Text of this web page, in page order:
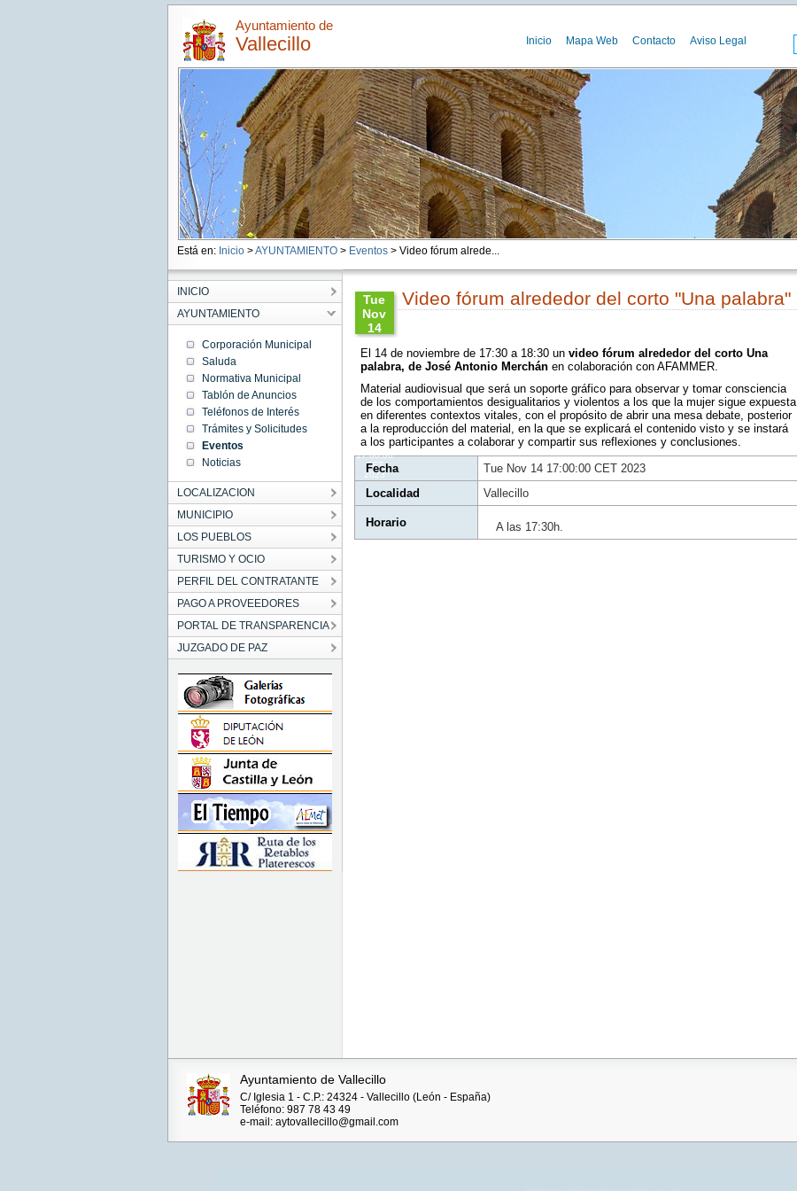
Ayuntamiento de
Vallecillo Inicio Mapa Web Contacto Aviso Legal
Está en: Inicio >AYUNTAMIENTO> Eventos> Video fórum alrede...
INICIO
AYUNTAMIENTO
Corporación Municipal
Saluda
Normativa Municipal
Tablón de Anuncios
Teléfonos de Interés
Trámites y Solicitudes
Eventos
Noticias
LOCALIZACION
MUNICIPIO
LOS PUEBLOS
TURISMO Y OCIO
PERFIL DEL CONTRATANTE
PAGO A PROVEEDORES
PORTAL DE TRANSPARENCIA
JUZGADO DE PAZ
Tue
Nov
14
CET
2023
Tue
Nov 14
17:00:00
CET
2023
Tue Nov
14
17:00:00
CET
2023
Video fórum alrededor del corto "Una palabra"
El 14 de noviembre de 17:30 a 18:30 un video fórum alrededor del corto Una
palabra, de José Antonio Merchánen colaboración con AFAMMER.
Material audiovisual que será un soporte gráfico para observar y tomar consciencia
de los comportamientos desigualitarios y violentos a los que la mujer sigue expuesta
en diferentes contextos vitales, con el propósito de abrir una mesa debate, posterior
a la reproducción del material, en la que se explicará el contenido visto y se instará
a los participantes a colaborar y compartir sus reflexiones y conclusiones.
Fecha
Tue Nov 14 17:00:00 CET 2023
Localidad
Vallecillo
Horario A las 17:30h.
Ayuntamiento de Vallecillo
C/ Iglesia 1 - C.P.: 24324 - Vallecillo (León - España)
Teléfono: 987 78 43 49
e-mail: aytovallecillo@gmail.com